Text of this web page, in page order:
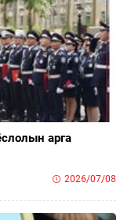
арга
2026/07/08